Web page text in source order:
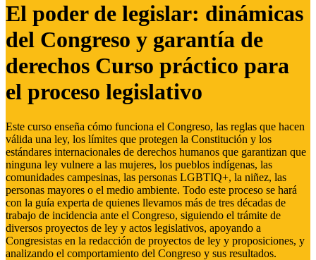
El poder de legislar: dinámicas
del Congreso y garantía de
derechos Curso práctico para
el proceso legislativo
Este curso enseña cómo funciona el Congreso, las reglas que hacen
válida una ley, los límites que protegen la Constitución y los
estándares internacionales de derechos humanos que garantizan que
ninguna ley vulnere a las mujeres, los pueblos indígenas, las
comunidades campesinas, las personas LGBTIQ+, la niñez, las
personas mayores o el medio ambiente. Todo este proceso se hará
con la guía experta de quienes llevamos más de tres décadas de
trabajo de incidencia ante el Congreso, siguiendo el trámite de
diversos proyectos de ley y actos legislativos, apoyando a
Congresistas en la redacción de proyectos de ley y proposiciones, y
analizando el comportamiento del Congreso y sus resultados.